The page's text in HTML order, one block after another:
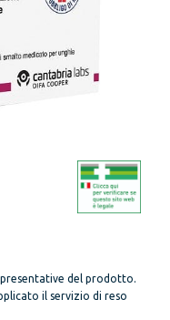
del prodotto.
il servizio di reso